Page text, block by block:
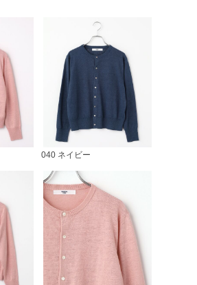
040 ネイビー